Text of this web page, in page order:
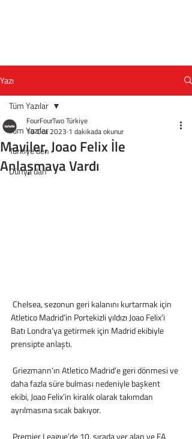
Yazı
Tüm Yazılar
Türkiye'den
Dünya'dan
Tüm Yazılar
Maviler, Joao Felix İle
Anlaşmaya Vardı
FourFourTwo Türkiye
10 Oca 2023 1 dakikada okunur
Atletico Madrid’in Portekizli yıldızı Joao Felix’i
Batı Londra’ya getirmek için Madrid ekibiyle
prensipte anlaştı.
daha fazla süre bulması nedeniyle başkent
ekibi, Joao Felix’in kiralık olarak takımdan
ayrılmasına sıcak bakıyor.